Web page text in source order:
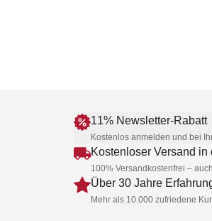
11% Newsletter-Rabatt
Kostenlos anmelden und bei
Kostenloser Versand
100% Versandkostenfrei –
Über 30 Jahre
Mehr als 10.000 zufriedene